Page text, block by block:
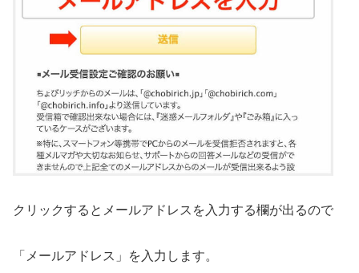
クリックするとメールアドレスを入力する欄が出るので
「メールアドレス」を入力します。